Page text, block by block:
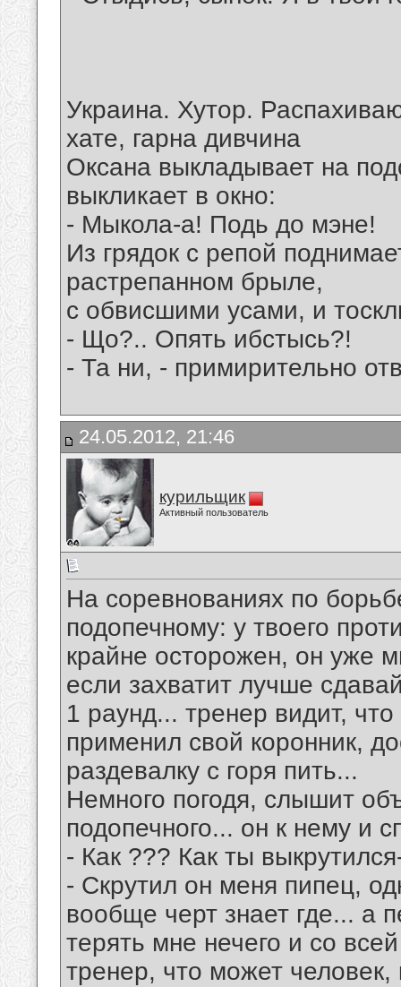
Украина. Хутор.
хате, гарна дивчина
Оксана выкладывает на
выкликает в окно:
- Мыкола-а! Подь до мэне!
Из грядок с репой
растрепанном брыле,
с обвисшими усами, и
- Що?.. Опять ибстысь?!
- Та ни, - примирительно
24.05.2012, 21:46
курильщик
Активный пользователь
На соревнованиях по
подопечному: у твоего
крайне осторожен, он уже
если захватит лучше
1 раунд... тренер видит,
применил свой коронник,
раздевалку с горя пить...
Немного погодя, слышит
подопечного... он к нему и
- Как ??? Как ты
- Скрутил он меня пипец,
вообще черт знает где... а
терять мне нечего и со
тренер, что может